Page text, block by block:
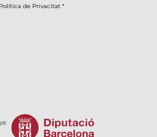
Política de Privacitat*